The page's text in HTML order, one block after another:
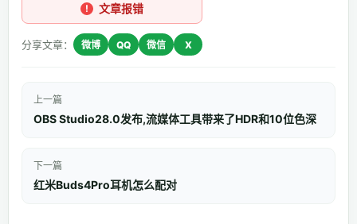
文章报错
分享文章： 微博 QQ 微信 X
上一篇
OBS Studio28.0发布,流媒体工具带来了HDR和10位色深
下一篇
红米Buds4Pro耳机怎么配对